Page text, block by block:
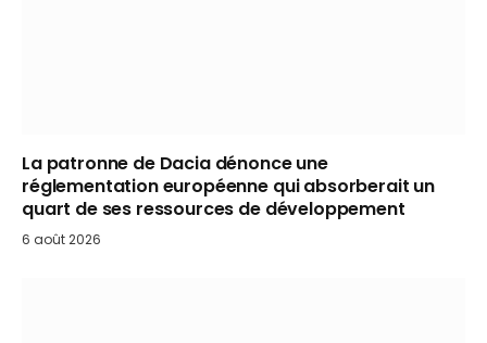
La patronne de Dacia dénonce une
réglementation européenne qui absorberait un
quart de ses ressources de développement
6 août 2026